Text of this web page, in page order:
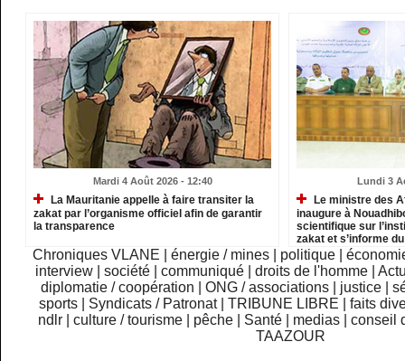
Mardi 4 Août 2026 - 12:40
La Mauritanie appelle à faire transiter la
zakat par l’organisme officiel afin de garantir
la transparence
Lundi 3
Le ministre des
inaugure à
scientifique sur
zakat et s’informe
institutions relevant
Chroniques VLANE énergie / mines politique
interview
|société |communiqué |droits de l'homme |
diplomatie / coopération
ONG / associations justice
sports
Syndicats / Patronat TRIBUNE LIBRE
faits
ndlr
|culture / tourisme pêche Santé medias |conseil
TAAZOUR